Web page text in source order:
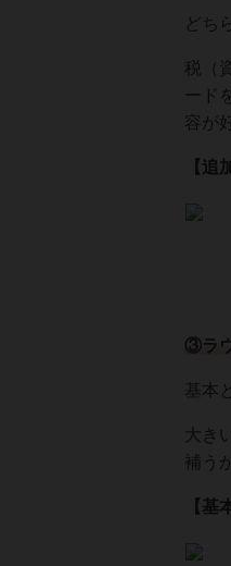
どち
税（
ード
容が
【追
③ラ
基本
大き
補う
【基